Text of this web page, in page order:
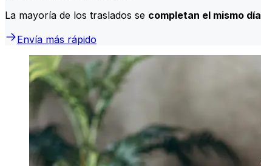
La mayoría de los traslados se completan el mismo día
Envía más rápido